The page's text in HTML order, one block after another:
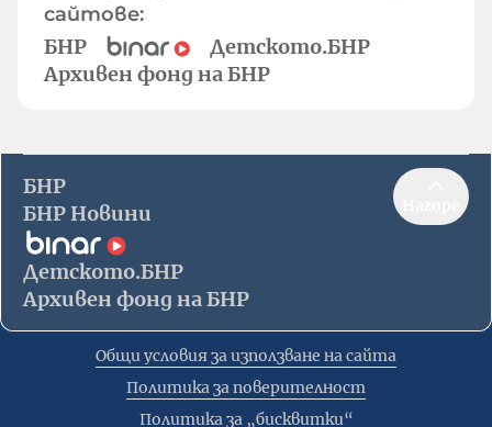
сайтове:
БНР
Детското.БНР
Архивен фонд на БНР
БНР
БНР Новини
Детското.БНР
Архивен фонд на БНР
Общи условия за използване на сайта
Политика за поверителност
Политика за „бисквитки“